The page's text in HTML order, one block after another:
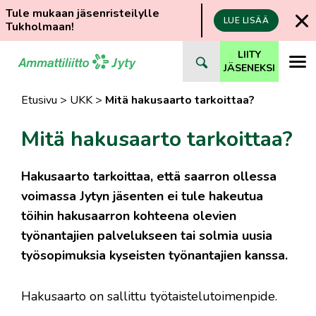
Tule mukaan jäsenristeilylle
Tukholmaan!
LUE LISÄÄ
suoraan
LIITY
JÄSENEKSI
Etusivu > UKK > Mitä hakusaarto tarkoittaa?
Mitä hakusaarto tarkoittaa?
Hakusaarto tarkoittaa, että saarron ollessa
voimassa Jytyn jäsenten ei tule hakeutua
töihin hakusaarron kohteena olevien
työnantajien palvelukseen tai solmia uusia
työsopimuksia kyseisten työnantajien kanssa.
Hakusaarto on sallittu työtaistelutoimenpide.